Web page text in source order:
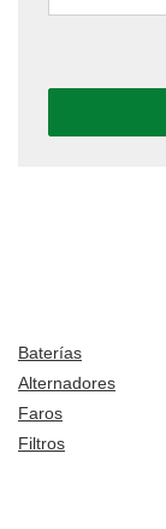
Baterías
Alternadores
Faros
Filtros